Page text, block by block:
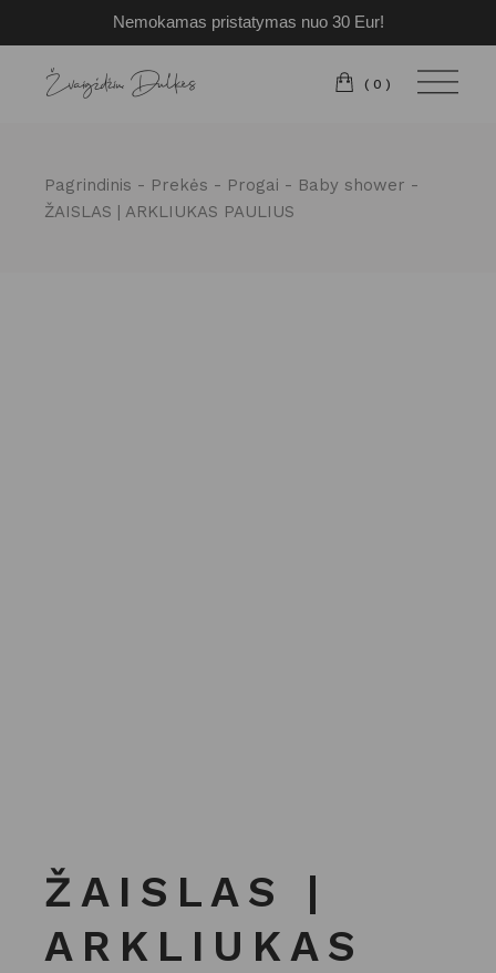
Nemokamas pristatymas nuo 30 Eur!
Pereiti
turinio
(0)
Pagrindinis Prekės Progai
Baby shower
ŽAISLAS | ARKLIUKAS PAULIUS
ŽAISLAS |
ARKLIUKAS